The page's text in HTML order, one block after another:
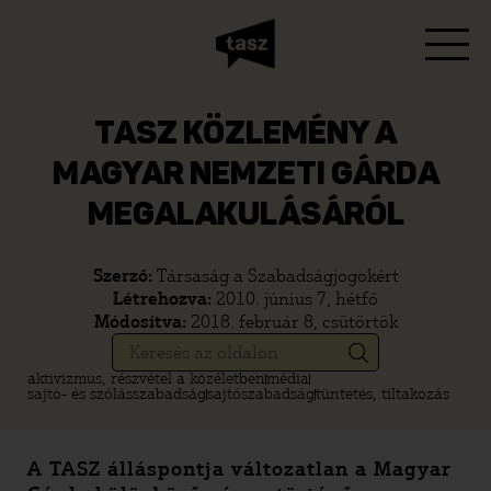
TASZ KÖZLEMÉNY A
MAGYAR NEMZETI GÁRDA
MEGALAKULÁSÁRÓL
Szerző: Társaság a Szabadságjogokért
Létrehozva: 2010. június 7, hétfő
Módosítva: 2018. február 8, csütörtök
aktivizmus, részvétel a közéletbenmédia
sajtó- és szólásszabadságsajtószabadságtüntetés, tiltakozás
A TASZ álláspontja változatlan a Magyar